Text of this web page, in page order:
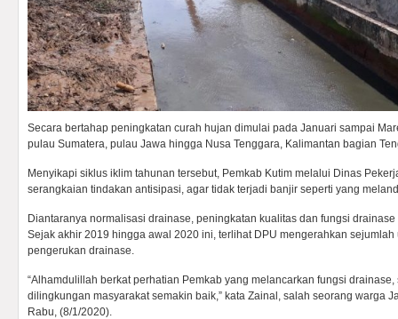
Secara bertahap peningkatan curah hujan dimulai pada Januari sampai
pulau Sumatera, pulau Jawa hingga Nusa Tenggara, Kalimantan bagian
Menyikapi siklus iklim tahunan tersebut, Pemkab Kutim melalui Dinas
serangkaian tindakan antisipasi, agar tidak terjadi banjir seperti yang
Diantaranya normalisasi drainase, peningkatan kualitas dan fungsi
Sejak akhir 2019 hingga awal 2020 ini, terlihat DPU mengerahkan
pengerukan drainase.
“Alhamdulillah berkat perhatian Pemkab yang melancarkan fungsi
dilingkungan masyarakat semakin baik,” kata Zainal, salah seorang warga
Rabu, (8/1/2020).